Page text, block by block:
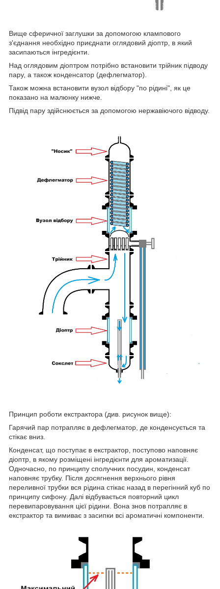
Вище сферичної заглушки за допомогою клампового
з'єднання необхідно приєднати оглядовий діоптр, в який
засипаються інгредієнти.
Над оглядовим діоптром потрібно встановити трійник підводу
пару, а також конденсатор (дефлегматор).
Також можна встановити вузол відбору "по рідині", як це
показано на малюнку нижче.
Підвід пару здійснюється за допомогою нержавіючого відводу.
Принцип роботи екстрактора (див. рисунок вище):
Гарячий пар потрапляє в дефлегматор, де конденсується та
стікає вниз.
Конденсат, що поступає в екстрактор, поступово наповняє
діоптр, в якому розміщені інгредієнти для ароматизації.
Одночасно, по принципу сполучних посудин, конденсат
наповняє трубку. Після досягнення верхнього рівня
переливної трубки вся рідина стікає назад в перегінний куб по
принципу сифону. Далі відбувається повторний цикл
перевипаровування цієї рідини. Вона знов потрапляє в
екстрактор та вимиває з засипки всі ароматичні компоненти.